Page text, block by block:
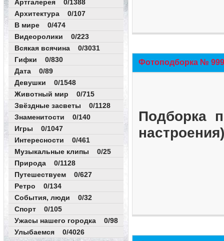
Артгалерея 0/1388
Архитектура 0/107
В мире 0/474
Видеоролики 0/223
Всякая всячина 0/3031
Гифки 0/830
Дата 0/89
Девушки 0/1548
Животный мир 0/715
Звёздные засветы 0/1128
Знаменитости 0/140
Игры 0/1047
Интересности 0/461
Музыкальные клипы 0/25
Природа 0/1128
Путешествуем 0/627
Ретро 0/134
События, люди 0/32
Спорт 0/105
Ужасы нашего городка 0/98
Улыбаемся 0/4026
Фотоподборка №
Подборка